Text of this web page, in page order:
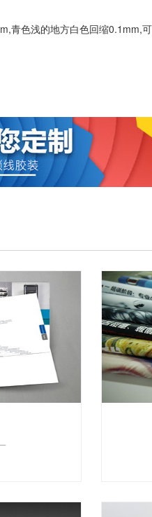
色浅的地方白色回缩0.1mm,可